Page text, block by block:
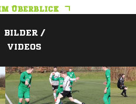
ÜBERBLICK
BILDER /
VIDEOS